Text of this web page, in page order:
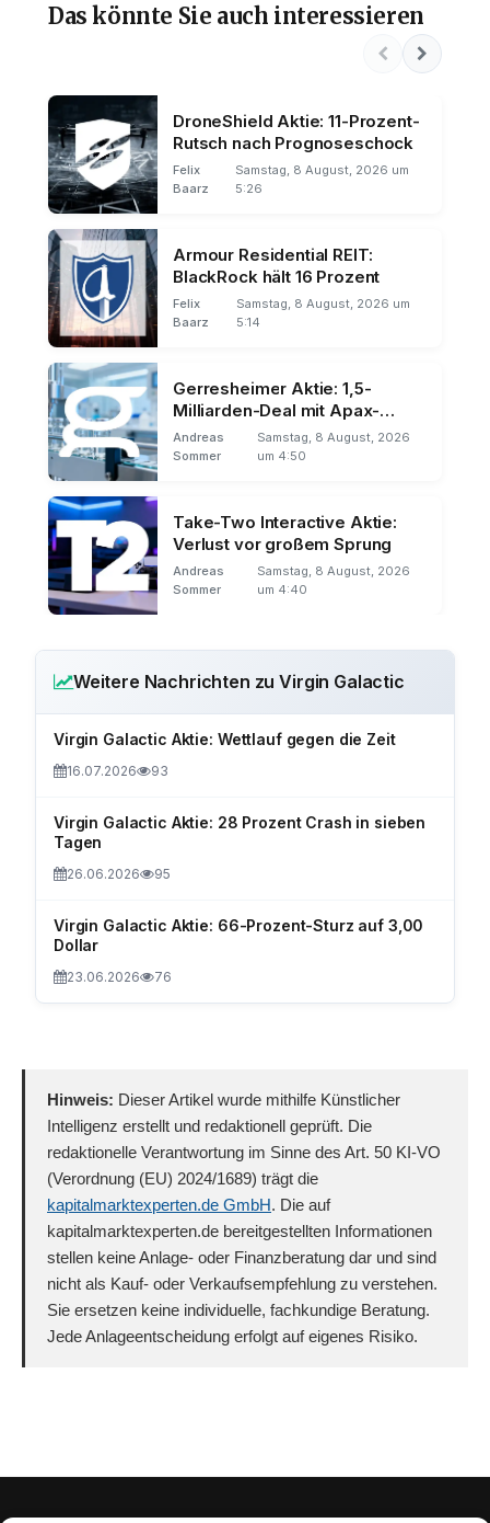
Das könnte Sie auch interessieren
DroneShield Aktie: 11-Prozent-
Rutsch nach Prognoseschock
Felix
Baarz
Samstag, 8 August, 2026 um
5:26
Armour Residential REIT:
BlackRock hält 16 Prozent
Felix
Baarz
Samstag, 8 August, 2026 um
5:14
Gerresheimer Aktie: 1,5-
Milliarden-Deal mit Apax-
Beratung
Andreas
Sommer
Samstag, 8 August, 2026
um 4:50
Take-Two Interactive Aktie:
Verlust vor großem Sprung
Andreas
Sommer
Samstag, 8 August, 2026
um 4:40
Weitere Nachrichten zu Virgin Galactic
Virgin Galactic Aktie: Wettlauf gegen die Zeit
16.07.2026 93
Virgin Galactic Aktie: 28 Prozent Crash in sieben
Tagen
26.06.2026 95
Virgin Galactic Aktie: 66-Prozent-Sturz auf 3,00
Dollar
23.06.2026 76
Hinweis: Dieser Artikel wurde mithilfe Künstlicher
Intelligenz erstellt und redaktionell geprüft. Die
redaktionelle Verantwortung im Sinne des Art. 50 KI-VO
(Verordnung (EU) 2024/1689) trägt die
kapitalmarktexperten.de GmbH. Die auf
kapitalmarktexperten.de bereitgestellten Informationen
stellen keine Anlage- oder Finanzberatung dar und sind
nicht als Kauf- oder Verkaufsempfehlung zu verstehen.
Sie ersetzen keine individuelle, fachkundige Beratung.
Jede Anlageentscheidung erfolgt auf eigenes Risiko.